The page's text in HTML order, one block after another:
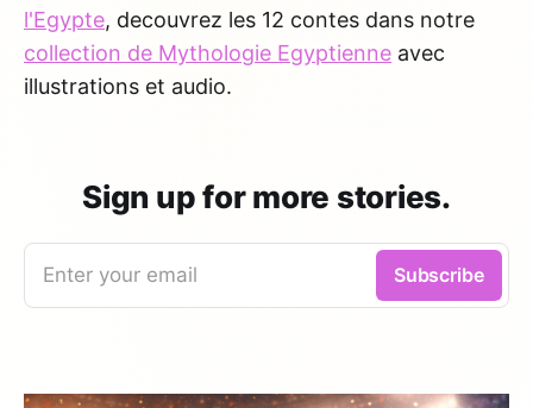
l'Egypte, decouvrez les 12 contes dans notre
collection de Mythologie Egyptienne avec
illustrations et audio.
Sign up for more stories.
Enter your email Subscribe